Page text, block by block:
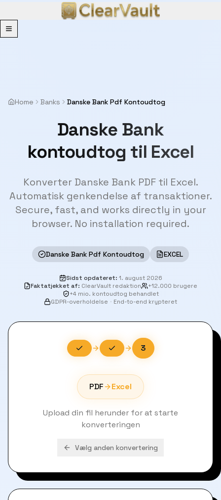
Menu
Home Banks Danske Bank Pdf Kontoudtog
Danske Bank
kontoudtog til Excel
Konverter Danske Bank PDF til Excel.
Automatisk genkendelse af transaktioner.
Secure, fast, and works directly in your
browser. No installation required.
Danske Bank Pdf Kontoudtog EXCEL
Sidst opdateret: 1. august 2026
Faktatjekket af: ClearVault redaktion
+12.000 brugere
+4 mio. kontoudtog behandlet
GDPR-overholdelse · End-to-end krypteret
3
PDF Excel
Upload din fil herunder for at starte
konverteringen
Vælg anden konvertering